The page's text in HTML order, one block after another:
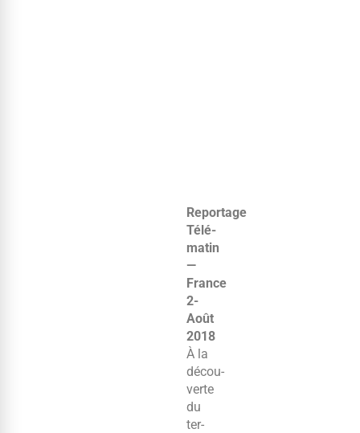
Reportage
Télé­
matin
—
France
2-
Août
2018
À la
décou­
verte
du
ter­